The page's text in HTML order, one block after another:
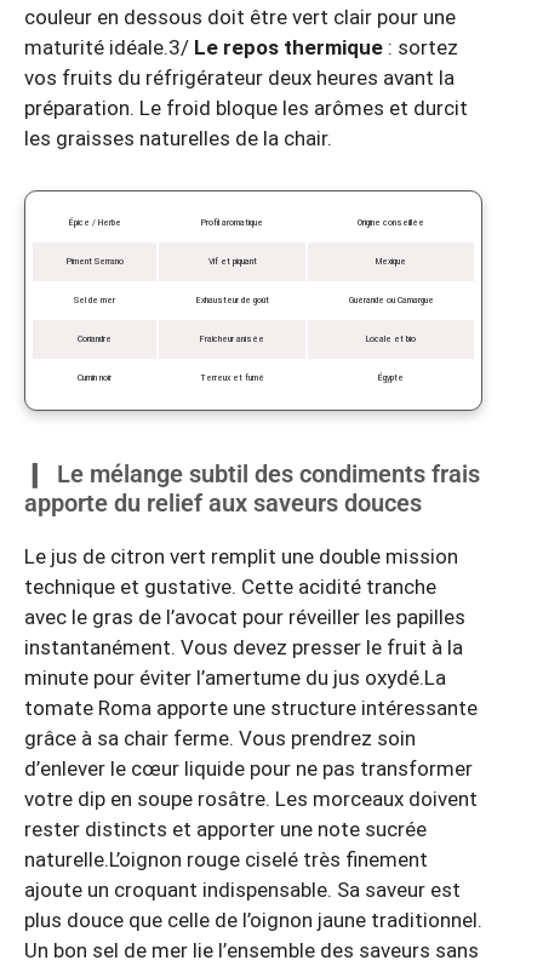
couleur en dessous doit être vert clair pour une
maturité idéale.3/ Le repos thermique : sortez
vos fruits du réfrigérateur deux heures avant la
préparation. Le froid bloque les arômes et durcit
les graisses naturelles de la chair.
Épice / Herbe Profil aromatique Origine conseillée
Piment Serrano Vif et piquant Mexique
Sel de mer Exhausteur de goût Guérande ou Camargue
Coriandre Fraîcheur anisée Locale et bio
Cumin noir Terreux et fumé Égypte
Le mélange subtil des condiments frais
apporte du relief aux saveurs douces
Le jus de citron vert remplit une double mission
technique et gustative. Cette acidité tranche
avec le gras de l’avocat pour réveiller les papilles
instantanément. Vous devez presser le fruit à la
minute pour éviter l’amertume du jus oxydé.La
tomate Roma apporte une structure intéressante
grâce à sa chair ferme. Vous prendrez soin
d’enlever le cœur liquide pour ne pas transformer
votre dip en soupe rosâtre. Les morceaux doivent
rester distincts et apporter une note sucrée
naturelle.L’oignon rouge ciselé très finement
ajoute un croquant indispensable. Sa saveur est
plus douce que celle de l’oignon jaune traditionnel.
Un bon sel de mer lie l’ensemble des saveurs sans